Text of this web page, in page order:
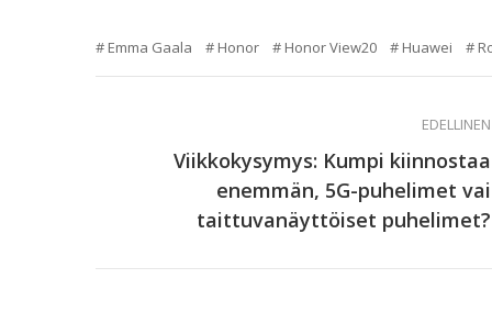
Emma Gaala Honor Honor View20 Huawei
EDELLINEN
Viikkokysymys: Kumpi kiinnostaa
enemmän, 5G-puhelimet vai
taittuvanäyttöiset puhelimet?